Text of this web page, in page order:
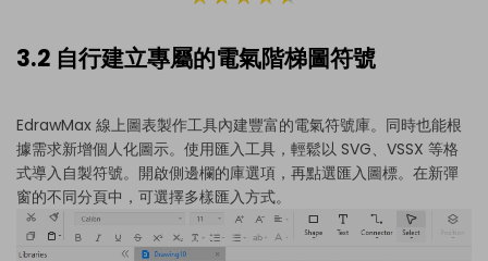
3.2 自行建立專屬的電氣階梯圖符號
EdrawMax 線上圖表製作工具內建豐富的電氣符號庫。同時也能根
據需求新增個人化圖示。使用匯入工具，輕鬆以 SVG、VSSX 等格
式導入自製符號。開啟側邊欄的庫選項，再點選匯入圖標。在新彈
窗的不同分頁中，可選擇多樣匯入方式。